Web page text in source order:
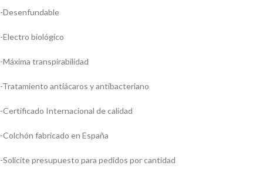
-Desenfundable
-Electro biológico
-Máxima transpirabilidad
-Tratamiento antiácaros y antibacteriano
-Certificado Internacional de calidad
-Colchón fabricado en España
-Solicite presupuesto para pedidos por cantidad